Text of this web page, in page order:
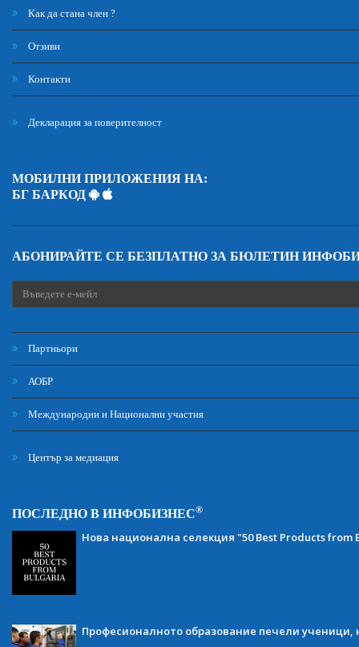
Как да стана член ?
Отзиви
Контакти
Декларация за поверителност
МОБИЛНИ ПРИЛОЖЕНИЯ НА:
БГ БАРКОД
АБОНИРАЙТЕ СЕ БЕЗПЛАТНО ЗА БЮЛЕТИН
Партньори
АОБР
Международни и Национални участия
Център за медиация
ПОСЛЕДНО В ИНФОБИЗНЕС®
Нова национална селекция "50 Best Products from
Професионалното образование печели ученици,